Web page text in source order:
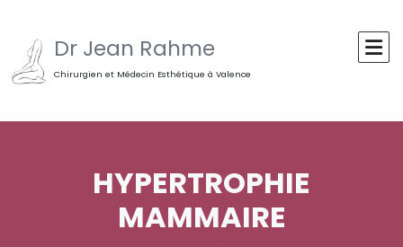
Dr Jean Rahme
Chirurgien et Médecin Esthétique à Valence
HYPERTROPHIE
MAMMAIRE